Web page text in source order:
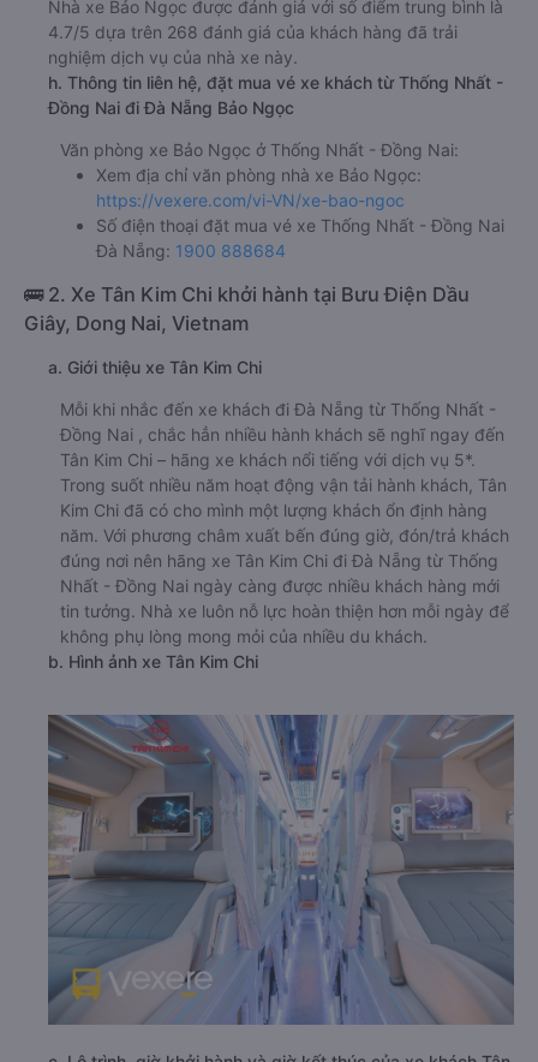
Nhà xe Bảo Ngọc được đánh giá với số điểm trung bình là
4.7/5 dựa trên 268 đánh giá của khách hàng đã trải
nghiệm dịch vụ của nhà xe này.
h. Thông tin liên hệ, đặt mua vé xe khách từ Thống Nhất -
Đồng Nai đi Đà Nẵng Bảo Ngọc
Văn phòng xe Bảo Ngọc ở Thống Nhất - Đồng Nai:
Xem địa chỉ văn phòng nhà xe Bảo Ngọc:
https://vexere.com/vi-VN/xe-bao-ngoc
Số điện thoại đặt mua vé xe Thống Nhất - Đồng Nai
Đà Nẵng: 1900 888684
🚌 2. Xe Tân Kim Chi khởi hành tại Bưu Điện Dầu
Giây, Dong Nai, Vietnam
a. Giới thiệu xe Tân Kim Chi
Mỗi khi nhắc đến xe khách đi Đà Nẵng từ Thống Nhất -
Đồng Nai , chắc hẳn nhiều hành khách sẽ nghĩ ngay đến
Tân Kim Chi – hãng xe khách nổi tiếng với dịch vụ 5*.
Trong suốt nhiều năm hoạt động vận tải hành khách, Tân
Kim Chi đã có cho mình một lượng khách ổn định hàng
năm. Với phương châm xuất bến đúng giờ, đón/trả khách
đúng nơi nên hãng xe Tân Kim Chi đi Đà Nẵng từ Thống
Nhất - Đồng Nai ngày càng được nhiều khách hàng mới
tin tưởng. Nhà xe luôn nỗ lực hoàn thiện hơn mỗi ngày để
không phụ lòng mong mỏi của nhiều du khách.
b. Hình ảnh xe Tân Kim Chi